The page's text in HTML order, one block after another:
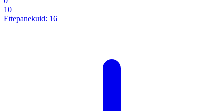
10
Ettepanekuid: 16